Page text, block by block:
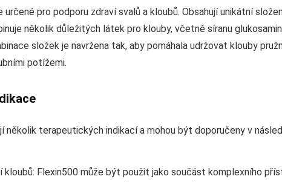
určené pro podporu zdraví svalů a kloubů. Obsahují unikátní
několik důležitých látek pro klouby, včetně síranu
složek je navržena tak, aby pomáhala udržovat klouby
potížemi.
několik terapeutických indikací a mohou být doporučeny v
kloubů: Flexin500 může být použit jako součást komplexního